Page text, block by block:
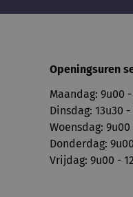
Openingsuren
Maandag: 9u00
Dinsdag: 13u30 -
Woensdag: 9u00
Donderdag:
Vrijdag: 9u00 -